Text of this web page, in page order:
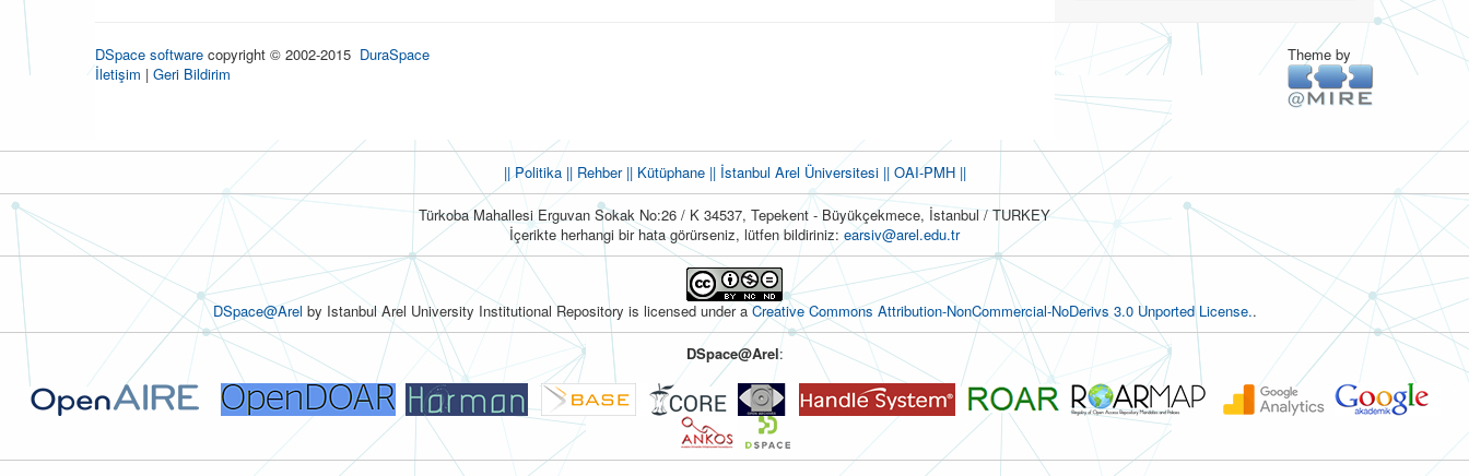
DSpace software copyright © 2002-2015 DuraSpace
İletişim | Geri Bildirim
Theme by
|| Politika|| Rehber|| Kütüphane|| İstanbul Arel Üniversitesi ||OAI-PMH ||
Türkoba Mahallesi Erguvan Sokak No:26 / K 34537, Tepekent - Büyükçekmece, İstanbul / TURKEY
İçerikte herhangi bir hata görürseniz, lütfen bildiriniz: earsiv@arel.edu.tr
DSpace@Arel by Istanbul Arel University Institutional Repository is licensed under aCreative Commons Attribution-NonCommercial-NoDerivs 3.0 Unported License..
DSpace@Arel: